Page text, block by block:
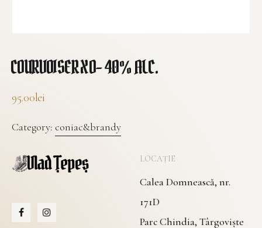
COURVOISER XO- 40% ALC.
95.00lei
Category: coniac&brandy
LOCAȚIE
Calea Domnească, nr.
171D
Parc Chindia, Târgoviște